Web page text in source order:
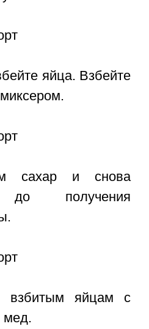
яйца. Взбейте
сахар и снова
до получения
взбитым яйцам с
мед.